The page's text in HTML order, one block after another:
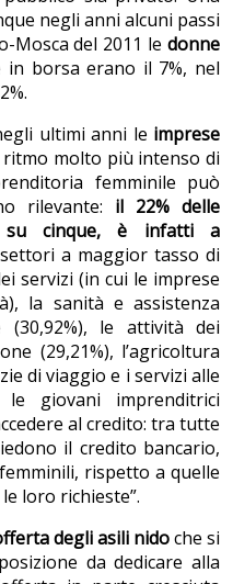
negli anni alcuni passi
Mosca del 2011 le donne
borsa erano il 7%, nel
ultimi anni le imprese
molto più intenso di
femminile può
rilevante: il 22% delle
su cinque, è infatti a
a maggior tasso di
servizi (in cui le imprese
la sanità e assistenza
(30,92%), le attività dei
(29,21%), l’agricoltura
di viaggio e i servizi alle
le giovani imprenditrici
al credito: tra tutte
il credito bancario,
rispetto a quelle
loro richieste”.
degli asili nidoche si
da dedicare alla